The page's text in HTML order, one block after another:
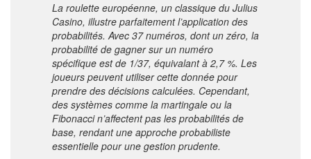
La roulette européenne, un classique du Julius
Casino, illustre parfaitement l’application des
probabilités. Avec 37 numéros, dont un zéro, la
probabilité de gagner sur un numéro
spécifique est de 1/37, équivalant à 2,7 %. Les
joueurs peuvent utiliser cette donnée pour
prendre des décisions calculées. Cependant,
des systèmes comme la martingale ou la
Fibonacci n’affectent pas les probabilités de
base, rendant une approche probabiliste
essentielle pour une gestion prudente.